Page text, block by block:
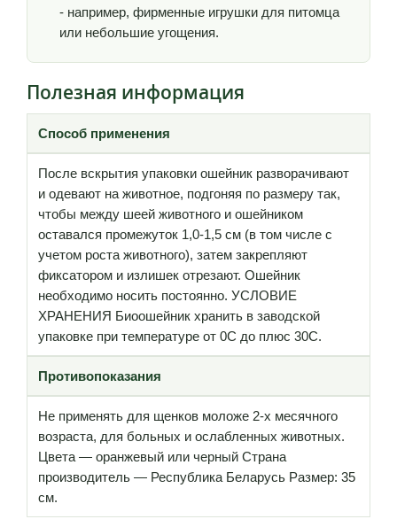
- например, фирменные игрушки для питомца
или небольшие угощения.
Полезная информация
Способ применения
После вскрытия упаковки ошейник разворачивают
и одевают на животное, подгоняя по размеру так,
чтобы между шеей животного и ошейником
оставался промежуток 1,0-1,5 см (в том числе с
учетом роста животного), затем закрепляют
фиксатором и излишек отрезают. Ошейник
необходимо носить постоянно. УСЛОВИЕ
ХРАНЕНИЯ Биоошейник хранить в заводской
упаковке при температуре от 0С до плюс 30С.
Противопоказания
Не применять для щенков моложе 2-х месячного
возраста, для больных и ослабленных животных.
Цвета — оранжевый или черный Страна
производитель — Республика Беларусь Размер: 35
см.